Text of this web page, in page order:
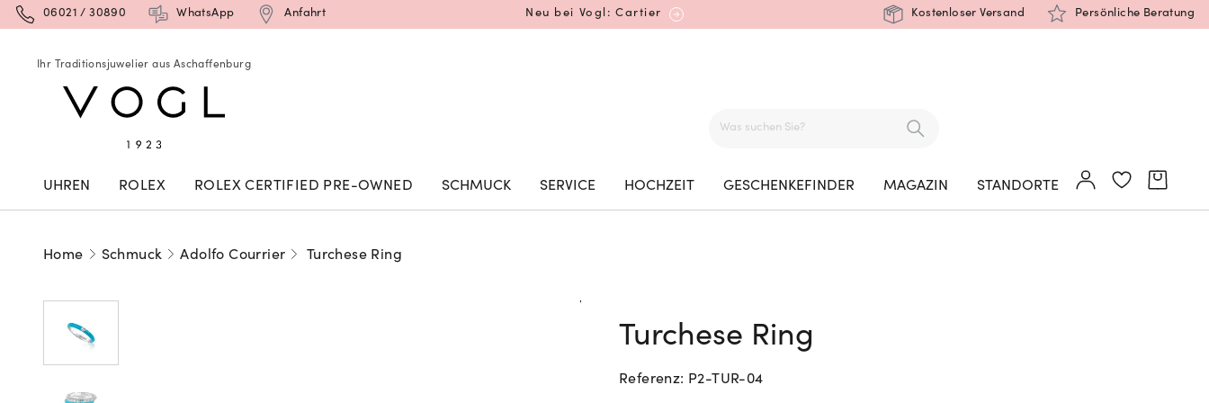
06021 / 30890 WhatsApp Anfahrt Neu bei Vogl: Cartier
Mehr erfahren: Ikonische Uhren von Cartier
Neu bei Vogl: Uhren von Grand Seiko
Kostenloser Versand Persönliche Beratung
Ihr Traditionsjuwelier aus Aschaffenburg
UHREN ROLEX ROLEX CERTIFIED PRE-OWNED SCHMUCK SERVICE HOCHZEIT GESCHENKEFINDER MAGAZIN STANDORTE
Home Schmuck Adolfo Courrier Turchese Ring
Turchese Ring
Referenz: P2-TUR-04